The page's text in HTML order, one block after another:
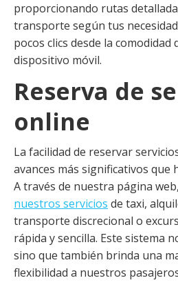
proporcionando rutas
transporte según tus
pocos clics desde la comodidad
dispositivo móvil.
Reserva de
online
La facilidad de reservar
avances más significativos que
A través de nuestra página
nuestros servicios de taxi,
transporte discrecional o
rápida y sencilla. Este sistema
sino que también brinda una
flexibilidad a nuestros